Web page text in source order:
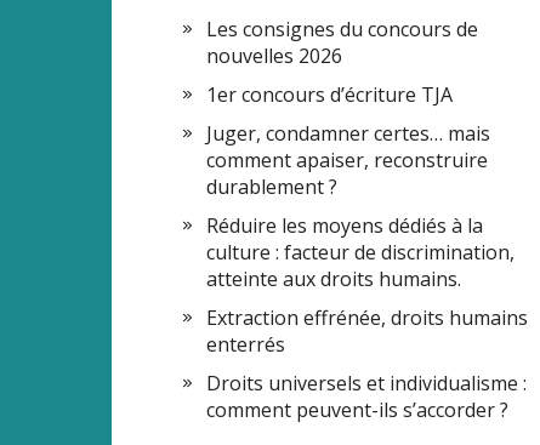
Les consignes du concours de
nouvelles 2026
1er concours d’écriture TJA
Juger, condamner certes… mais
comment apaiser, reconstruire
durablement ?
Réduire les moyens dédiés à la
culture : facteur de discrimination,
atteinte aux droits humains.
Extraction effrénée, droits humains
enterrés
Droits universels et individualisme :
comment peuvent-ils s’accorder ?